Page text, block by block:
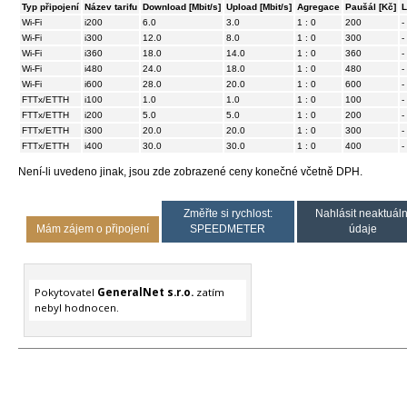
Typ připojení Název tarifu Download [Mbit/s] Upload [Mbit/s] Agregace Paušál [Kč]
Wi-Fi
i200 6.0 3.0 1 : 0 200
-
Wi-Fi
i300 12.0 8.0 1 : 0 300
-
Wi-Fi
i360 18.0 14.0 1 : 0 360
-
Wi-Fi
i480 24.0 18.0 1 : 0 480
-
Wi-Fi
i600 28.0 20.0 1 : 0 600
-
FTTx/ETTH
i100 1.0 1.0 1 : 0 100
-
FTTx/ETTH
i200 5.0 5.0 1 : 0 200
-
FTTx/ETTH
i300 20.0 20.0 1 : 0 300
-
FTTx/ETTH
i400 30.0 30.0 1 : 0 400 -
Není-li uvedeno jinak, jsou zde zobrazené ceny konečné včetně DPH.
Mám zájem o připojení
Změřte si rychlost:
SPEEDMETER
Nahlásit
údaje
Pokytovatel GeneralNet s.r.o.zatím
nebyl hodnocen.